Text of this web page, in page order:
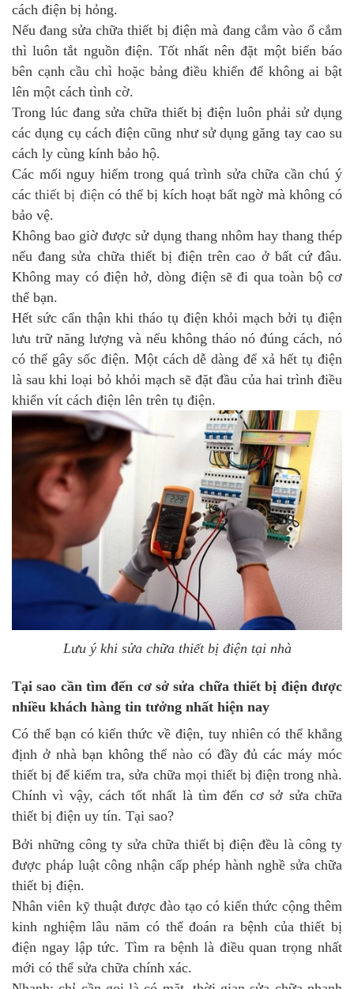
cách điện bị hỏng.
Nếu đang sửa chữa thiết bị điện mà đang cắm vào ổ cắm
thì luôn tắt nguồn điện. Tốt nhất nên đặt một biển báo
bên cạnh cầu chì hoặc bảng điều khiển để không ai bật
lên một cách tình cờ.
Trong lúc đang sửa chữa thiết bị điện luôn phải sử dụng
các dụng cụ cách điện cũng như sử dụng găng tay cao su
cách ly cùng kính bảo hộ.
Các mối nguy hiểm trong quá trình sửa chữa cần chú ý
cácthiết bị điện có thể bị kích hoạt bất ngờ mà không có
bảo vệ.
Không bao giờ được sử dụng thang nhôm hay thang thép
nếu đang sửa chữa thiết bị điện trên cao ở bất cứ đâu.
Không may có điện hở, dòng điện sẽ đi qua toàn bộ cơ
thể bạn.
Hết sức cẩn thận khi tháo tụ điện khỏi mạch bởi tụ điện
lưu trữ năng lượng và nếu không tháo nó đúng cách, nó
có thể gây sốc điện. Một cách dễ dàng để xả hết tụ điện
là sau khi loại bỏ khỏi mạch sẽ đặt đầu của hai trình điều
khiển vít cách điện lên trên tụ điện.
Lưu ý khi sửa chữa thiết bị điện tại nhà
Tại sao cần tìm đến cơ sở sửa chữa thiết bị điện được
nhiều khách hàng tin tưởng nhất hiện nay
Có thể bạn có kiến thức về điện, tuy nhiên có thể khẳng
định ở nhà bạn không thể nào có đầy đủ các máy móc
thiết bị để kiểm tra, sửa chữa mọi thiết bị điện trong nhà.
Chính vì vậy, cách tốt nhất là tìm đến cơ sở sửa chữa
thiết bị điện uy tín. Tại sao?
Bởi những công ty sửa chữa thiết bị điện đều là công ty
được pháp luật công nhận cấp phép hành nghề sửa chữa
thiết bị điện.
Nhân viên kỹ thuật được đào tạo có kiến thức cộng thêm
kinh nghiệm lâu năm có thể đoán ra bệnh của thiết bị
điện ngay lập tức. Tìm ra bệnh là điều quan trọng nhất
mới có thể sửa chữa chính xác.